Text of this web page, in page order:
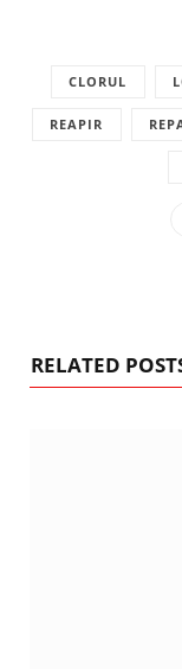
CLORUL
REAPIR
RELATED